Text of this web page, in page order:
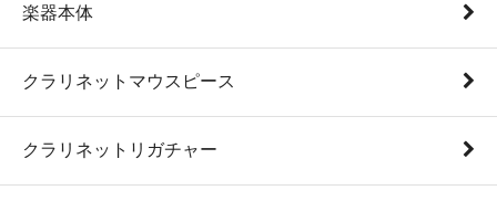
楽器本体
クラリネットマウスピース
クラリネットリガチャー